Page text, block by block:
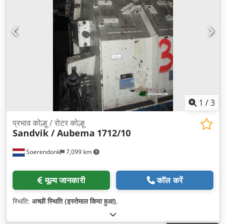
1 /3
Soerendonk 7,099 km
प्रभाव कोल्हू / रोटर कोल्हू
Sandvik / Aubema 1712/10
मूल्य जानकारी कॉल करें
स्थिति: अच्छी स्थिति (इस्तेमाल किया हुआ),